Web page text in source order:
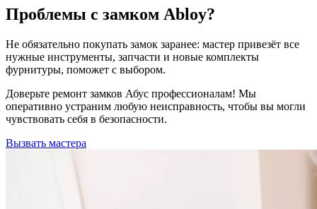
Проблемы с замком Abloy?
Не обязательно покупать замок заранее: мастер привезёт все
нужные инструменты, запчасти и новые комплекты
фурнитуры, поможет с выбором.
Доверьте ремонт замков Абус профессионалам! Мы
оперативно устраним любую неисправность, чтобы вы могли
чувствовать себя в безопасности.
Вызвать мастера